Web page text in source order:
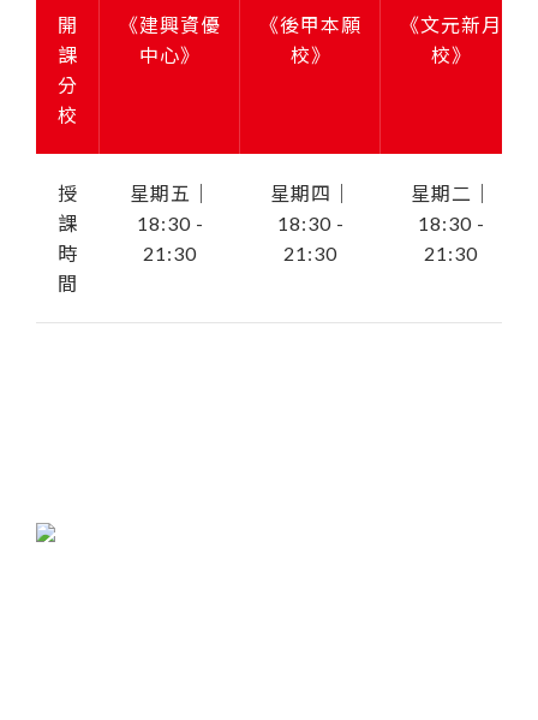
開
課
分
校
《建興資優
中心》
《後甲本願
校》
《文元新月
校》
授
課
時
間
星期五｜
18:30 -
21:30
星期四｜
18:30 -
21:30
星期二｜
18:30 -
21:30